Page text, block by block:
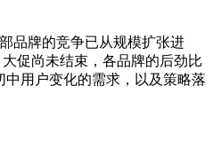
品牌的竞争已从规模扩张进
大促尚未结束，各品牌的后劲比
用户变化的需求，以及策略落